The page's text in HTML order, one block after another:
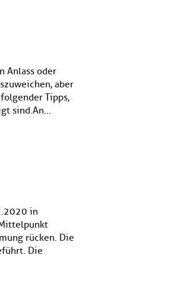
Anlass oder
aber
Tipps,
sind. An...
in
rücken. Die
Die